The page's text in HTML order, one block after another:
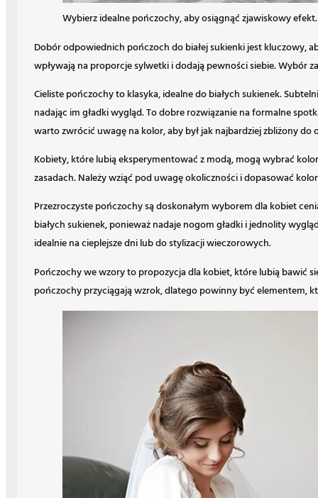
Wybierz idealne pończochy, aby osiągnąć zjawiskowy efekt.
Dobór odpowiednich pończoch do białej sukienki jest kluczowy,
wpływają na proporcje sylwetki i dodają pewności siebie. Wybór
Cieliste pończochy to klasyka, idealne do białych sukienek.
nadając im gładki wygląd. To dobre rozwiązanie na formalne
warto zwrócić uwagę na kolor, aby był jak najbardziej zbliżony do
Kobiety, które lubią eksperymentować z modą, mogą wybrać
zasadach. Należy wziąć pod uwagę okoliczności i dopasować
Przezroczyste pończochy są doskonałym wyborem dla kobiet
białych sukienek, ponieważ nadaje nogom gładki i jednolity
idealnie na cieplejsze dni lub do stylizacji wieczorowych.
Pończochy we wzory to propozycja dla kobiet, które lubią bawić
pończochy przyciągają wzrok, dlatego powinny być elementem,